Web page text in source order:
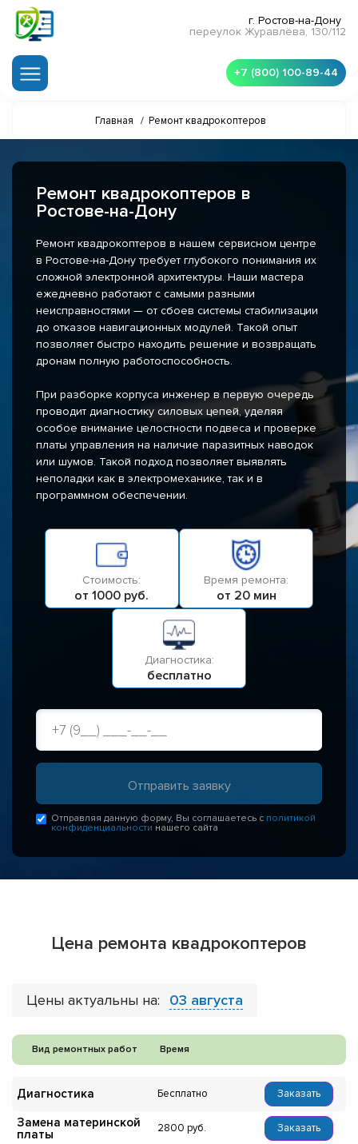
г. Ростов-на-Дону
переулок Журавлёва, 130/112
+7 (800) 100-89-44
Главная / Ремонт квадрокоптеров
Ремонт квадрокоптеров в
Ростове-на-Дону
Ремонт квадрокоптеров в нашем сервисном центре
в Ростове-на-Дону требует глубокого понимания их
сложной электронной архитектуры. Наши мастера
ежедневно работают с самыми разными
неисправностями — от сбоев системы стабилизации
до отказов навигационных модулей. Такой опыт
позволяет быстро находить решение и возвращать
дронам полную работоспособность.
При разборке корпуса инженер в первую очередь
проводит диагностику силовых цепей, уделяя
особое внимание целостности подвеса и проверке
платы управления на наличие паразитных наводок
или шумов. Такой подход позволяет выявлять
неполадки как в электромеханике, так и в
программном обеспечении.
Стоимость:
от 1000 руб.
Время ремонта:
от 20 мин
Диагностика:
бесплатно
Отправляя данную форму, Вы соглашаетесь с политикой
конфиденциальности нашего сайта
Цена ремонта квадрокоптеров
Цены актуальны на: 03 августа
Вид ремонтных работ Время
Диагностика Бесплатно Заказать
Замена материнской
платы
2800 Заказать